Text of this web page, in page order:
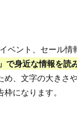
ベント、セール
で身近な情報を読
め、文字の大き
になります。